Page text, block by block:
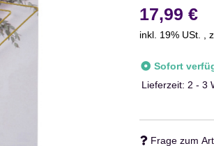
17,99 €
inkl. 19% USt. ,
Sofort
Lieferzeit: 2 - 3
Frage zum